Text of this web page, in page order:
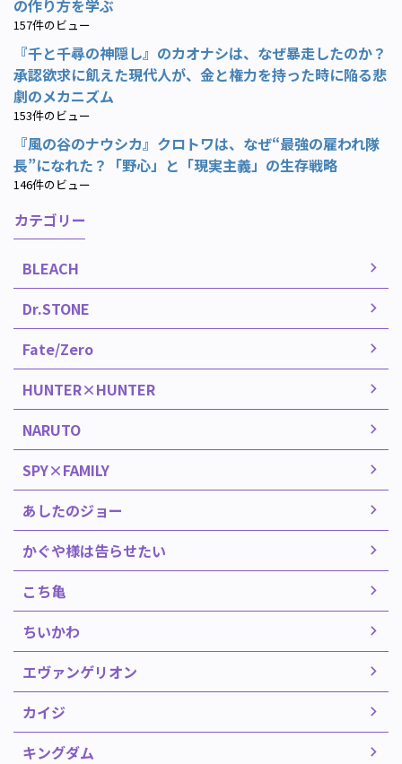
の作り方を学ぶ
157件のビュー
『千と千尋の神隠し』のカオナシは、なぜ暴走したのか？
承認欲求に飢えた現代人が、金と権力を持った時に陥る悲
劇のメカニズム
153件のビュー
『風の谷のナウシカ』クロトワは、なぜ“最強の雇われ隊
長”になれた？「野心」と「現実主義」の生存戦略
146件のビュー
カテゴリー
BLEACH
Dr.STONE
Fate/Zero
HUNTER×HUNTER
NARUTO
SPY×FAMILY
あしたのジョー
かぐや様は告らせたい
こち亀
ちいかわ
エヴァンゲリオン
カイジ
キングダム